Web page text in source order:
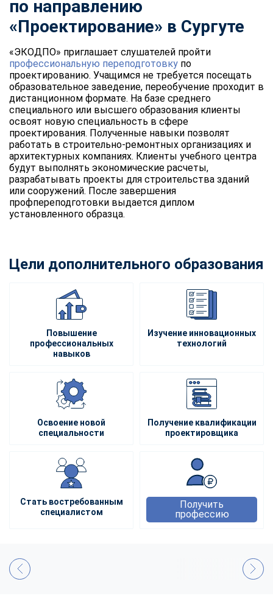
по направлению
«Проектирование» в Сургуте
«ЭКОДПО» приглашает слушателей пройти
профессиональную переподготовку по
проектированию. Учащимся не требуется посещать
образовательное заведение, переобучение проходит в
дистанционном формате. На базе среднего
специального или высшего образования клиенты
освоят новую специальность в сфере
проектирования. Полученные навыки позволят
работать в строительно-ремонтных организациях и
архитектурных компаниях. Клиенты учебного центра
будут выполнять экономические расчеты,
разрабатывать проекты для строительства зданий
или сооружений. После завершения
профпереподготовки выдается диплом
установленного образца.
Цели дополнительного образования
Повышение
профессиональных
навыков
Изучение инновационных
технологий
Освоение новой
специальности
Получение квалификации
проектировщика
Стать востребованным
специалистом
Получить
профессию